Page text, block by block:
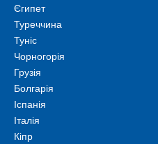
Єгипет
Туреччина
Туніс
Чорногорія
Грузія
Болгарія
Іспанія
Італія
Кіпр